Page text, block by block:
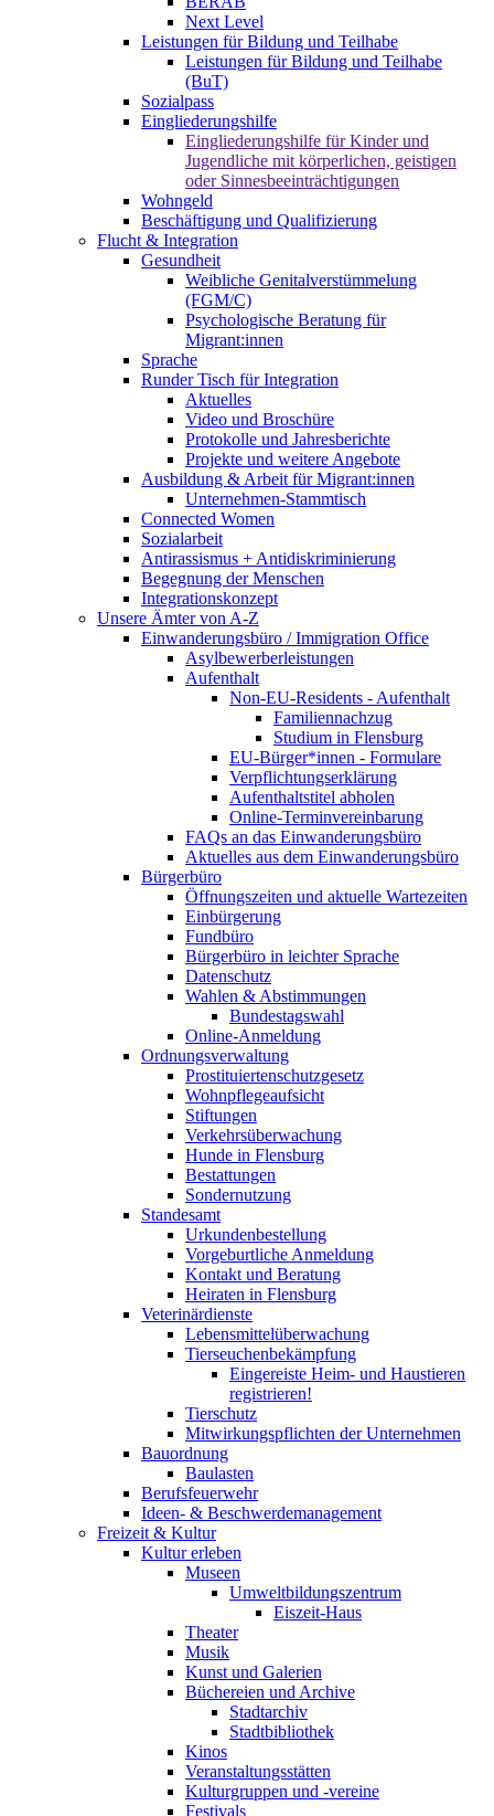
Next Level
Leistungen für Bildung und Teilhabe
Leistungen für Bildung und Teilhabe
(BuT)
Sozialpass
Eingliederungshilfe
Eingliederungshilfe für Kinder und
Jugendliche mit körperlichen, geistigen
oder Sinnesbeeinträchtigungen
Wohngeld
Beschäftigung und Qualifizierung
Flucht & Integration
Gesundheit
Weibliche Genitalverstümmelung
(FGM/C)
Psychologische Beratung für
Migrant:innen
Sprache
Runder Tisch für Integration
Aktuelles
Video und Broschüre
Protokolle und Jahresberichte
Projekte und weitere Angebote
Ausbildung & Arbeit für Migrant:innen
Unternehmen-Stammtisch
Connected Women
Sozialarbeit
Antirassismus + Antidiskriminierung
Begegnung der Menschen
Integrationskonzept
Unsere Ämter von A-Z
Einwanderungsbüro / Immigration Office
Asylbewerberleistungen
Aufenthalt
Non-EU-Residents - Aufenthalt
Familiennachzug
Studium in Flensburg
EU-Bürger*innen - Formulare
Verpflichtungserklärung
Aufenthaltstitel abholen
Online-Terminvereinbarung
FAQs an das Einwanderungsbüro
Aktuelles aus dem Einwanderungsbüro
Bürgerbüro
Öffnungszeiten und aktuelle Wartezeiten
Einbürgerung
Fundbüro
Bürgerbüro in leichter Sprache
Datenschutz
Wahlen & Abstimmungen
Bundestagswahl
Online-Anmeldung
Ordnungsverwaltung
Prostituiertenschutzgesetz
Wohnpflegeaufsicht
Stiftungen
Verkehrsüberwachung
Hunde in Flensburg
Bestattungen
Sondernutzung
Standesamt
Urkundenbestellung
Vorgeburtliche Anmeldung
Kontakt und Beratung
Heiraten in Flensburg
Veterinärdienste
Lebensmittelüberwachung
Tierseuchenbekämpfung
Eingereiste Heim- und Haustieren
registrieren!
Tierschutz
Mitwirkungspflichten der Unternehmen
Bauordnung
Baulasten
Berufsfeuerwehr
Ideen- & Beschwerdemanagement
Freizeit & Kultur
Kultur erleben
Museen
Umweltbildungszentrum
Eiszeit-Haus
Theater
Musik
Kunst und Galerien
Büchereien und Archive
Stadtarchiv
Stadtbibliothek
Kinos
Veranstaltungsstätten
Kulturgruppen und -vereine
Festivals